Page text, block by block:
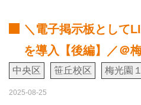
＼電子掲示板として
を導入【後編】／＠
中央区 笹丘校区 梅光園
2025-08-25